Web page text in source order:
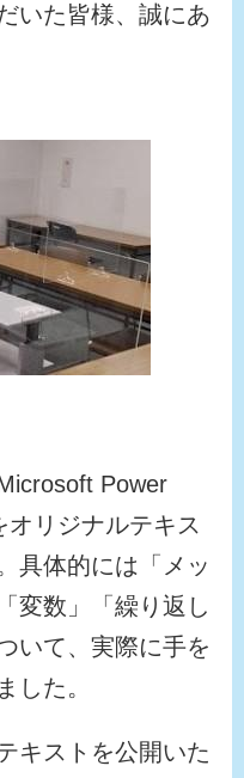
いた皆様、誠にあ
Power
リジナルテキス
具体的には「メッ
変数」「繰り返し
いて、実際に手を
した。
キストを公開いた